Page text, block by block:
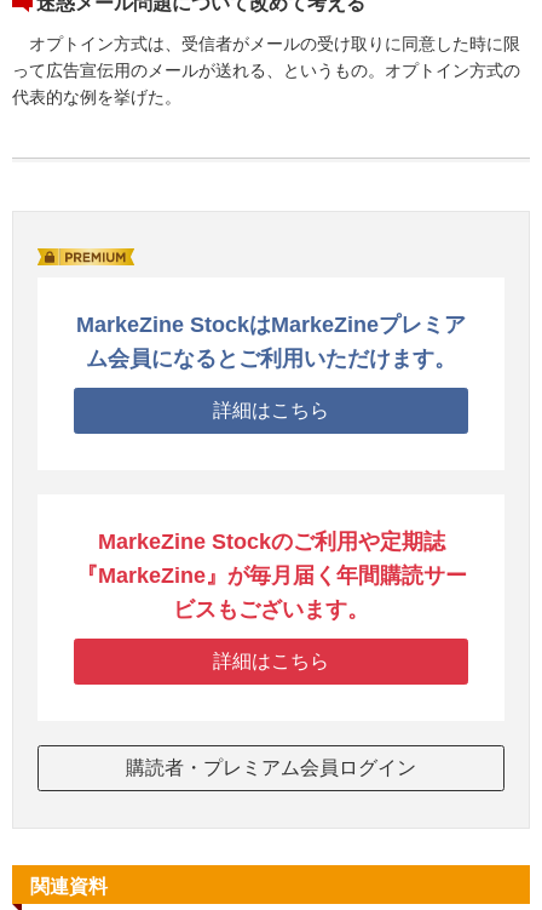
オプトイン方式は、受信者がメールの受け取りに同意した時に限
って広告宣伝用のメールが送れる、というもの。オプトイン方式の
代表的な例を挙げた。
MarkeZine StockはMarkeZineプレミア
ム会員になるとご利用いただけます。
詳細はこちら
MarkeZine Stockのご利用や定期誌
『MarkeZine』が毎月届く年間購読サー
ビスもございます。
詳細はこちら
購読者・プレミアム会員ログイン
関連資料